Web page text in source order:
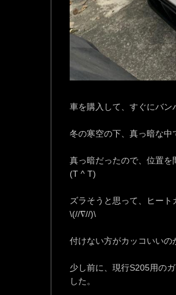
車を購入して、すぐにバン
冬の寒空の下、真っ暗な中
真っ暗だったので、位置を
(T ^ T)
ズラそうと思って、ヒー
\(//∇//)\
付けない方がカッコいいの
少し前に、現行S205用の
した。